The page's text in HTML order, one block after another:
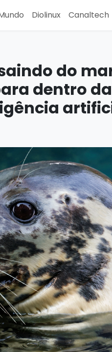
Diolinux Canaltech
do
dentro